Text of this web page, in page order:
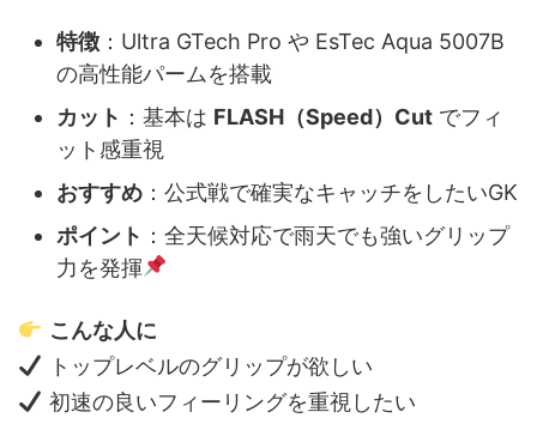
特徴 ：Ultra GTech Pro や EsTec Aqua 5007B
の高性能パームを搭載
カット ：基本は FLASH（Speed）Cut でフィ
ット感重視
おすすめ ：公式戦で確実なキャッチをしたいGK
ポイント ：全天候対応で雨天でも強いグリップ
力を発揮
こんな人に
トップレベルのグリップが欲しい
初速の良いフィーリングを重視したい